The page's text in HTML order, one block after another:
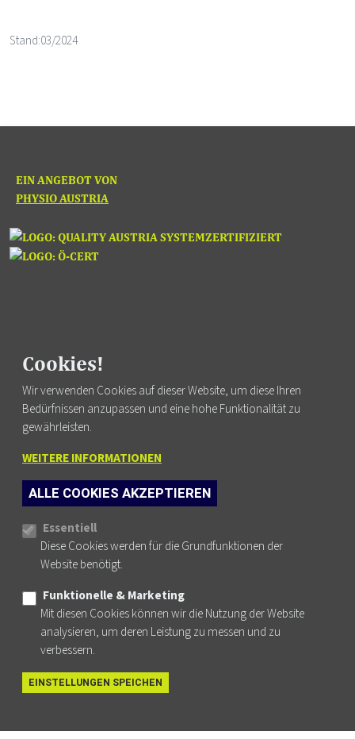
Cookies!
Wir verwenden Cookies auf dieser Website, um diese Ihren
Bedürfnissen anzupassen und eine hohe Funktionalität zu
gewährleisten.
WEITERE INFORMATIONEN
ALLE COOKIES AKZEPTIEREN
Cookie-Einstellungen
Essentiell
Diese Cookies werden für die Grundfunktionen der
Website benötigt.
Funktionelle & Marketing
Mit diesen Cookies können wir die Nutzung der Website
analysieren, um deren Leistung zu messen und zu
verbessern.
EINSTELLUNGEN SPEICHEN
Stand:03/2024
EIN ANGEBOT VON
PHYSIO AUSTRIA
Fortbildung finden
FUSSZEILENMENÜ
AGB
DATENSCHUTZ
IMPRESSUM
NEWSLETTER
KONTAKT